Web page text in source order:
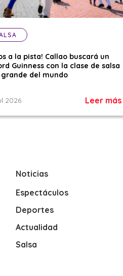
a la pista! Callao buscará un
Guinness con la clase de salsa
grande del mundo
2026 Leer más
Noticias
Espectáculos
Deportes
Actualidad
Salsa